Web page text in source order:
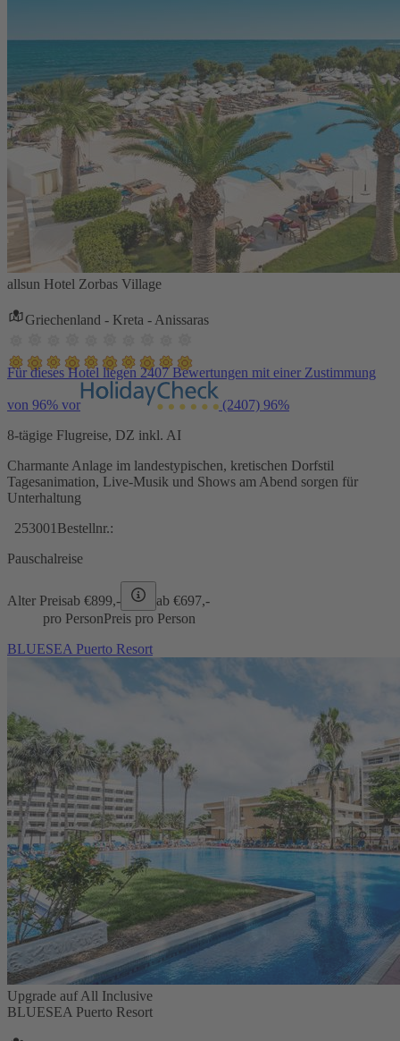
allsun Hotel Zorbas Village
Griechenland - Kreta - Anissaras
Für dieses Hotel liegen 2407 Bewertungen mit einer Zustimmung
von 96% vor (2407) 96%
8-tägige Flugreise, DZ inkl. AI
Charmante Anlage im landestypischen, kretischen Dorfstil
Tagesanimation, Live-Musik und Shows am Abend sorgen für
Unterhaltung
253001 Bestellnr.:
Pauschalreise
Alter Preisab €899,- ab €697,-
pro PersonPreis pro Person
BLUESEA Puerto Resort
Upgrade auf All Inclusive
BLUESEA Puerto Resort